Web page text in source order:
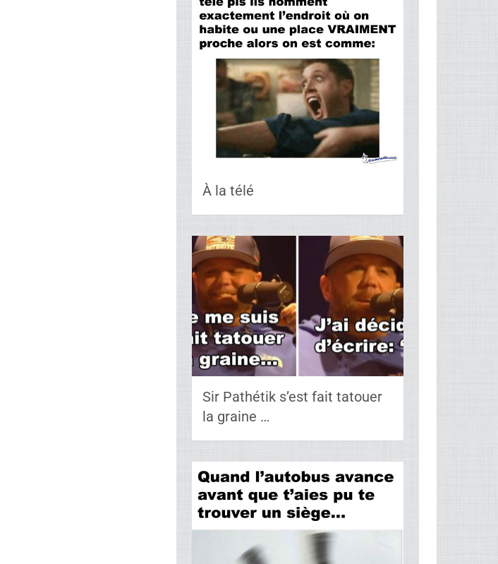
À la télé
Sir Pathétik s’est fait tatouer
la graine …